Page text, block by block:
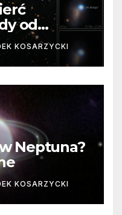
od
Niezwykle
KOSARZYCKI
Neptuna?
KOSARZYCKI